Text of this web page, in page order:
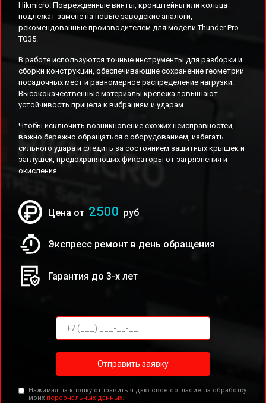
Hikmicro. Поврежденные винты, кронштейны или кольца
подлежат замене на новые заводские аналоги,
рекомендованные производителем для модели Thunder Pro
TQ35.
В работе используются точные инструменты для разборки и
сборки конструкции, обеспечивающие сохранение геометрии
посадочных мест и равномерное распределение нагрузки.
Высококачественные материалы крепежа повышают
устойчивость прицела к вибрациям и ударам.
Чтобы исключить возникновение схожих неисправностей,
важно бережно обращаться с оборудованием, избегать
сильного удара и следить за состоянием защитных крышек и
заглушек, предохраняющих фиксаторы от загрязнения и
окисления.
Цена от 2500 руб
Экспресс ремонт в день обращения
Гарантия до 3-х лет
Отправить заявку
Нажимая на кнопку отправить я даю свое согласие на обработку
моих персональных данных.